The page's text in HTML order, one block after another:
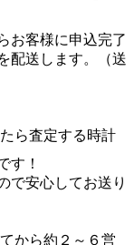
お客様に申込完了
配送します。（送
ら査定する時計
す！
で安心してお送り
から約２～６営